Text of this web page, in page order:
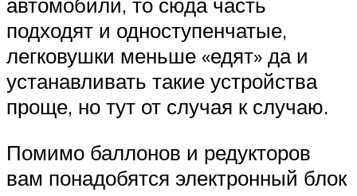
подходят и одноступенчатые,
легковушки меньше «едят» да и
устанавливать такие устройства
проще, но тут от случая к случаю.
Помимо баллонов и редукторов
вам понадобятся электронный блок